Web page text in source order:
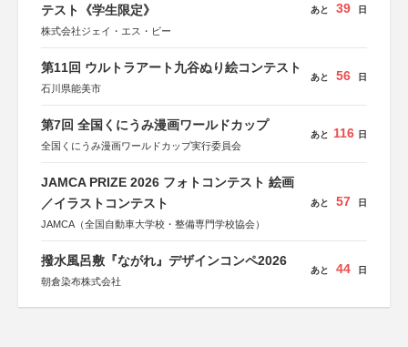
テスト《学生限定》
株式会社ジェイ・エス・ビー
あと 39 日
第11回 ウルトラアート九谷ぬり絵コンテスト
石川県能美市
あと 56 日
第7回 全国くにうみ漫画ワールドカップ
全国くにうみ漫画ワールドカップ実行委員会
あと 116 日
JAMCA PRIZE 2026 フォトコンテスト 絵画
／イラストコンテスト
JAMCA（全国自動車大学校・整備専門学校協会）
あと 57 日
撥水風呂敷『ながれ』デザインコンペ2026
朝倉染布株式会社
あと 44 日